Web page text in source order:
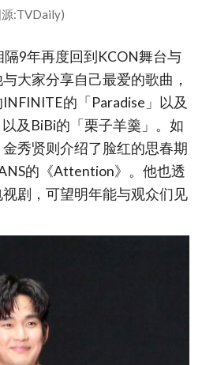
源:TVDaily)
9年再度回到KCON舞台与
大家分享自己最爱的歌曲，
的「Paradise」以及
及BiBi的「栗子羊羹」。如
秀贤则介绍了脸红的思春期
的《Attention》。他也透
剧，可望明年能与观众们见